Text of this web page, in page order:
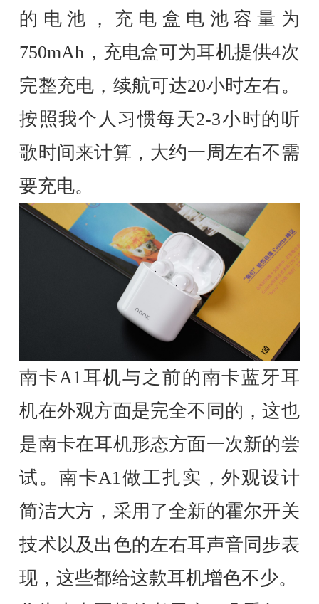
的电池，充电盒电池容量为
750mAh，充电盒可为耳机提供4次
完整充电，续航可达20小时左右。
按照我个人习惯每天2-3小时的听
歌时间来计算，大约一周左右不需
要充电。
南卡A1耳机与之前的南卡蓝牙耳
机在外观方面是完全不同的，这也
是南卡在耳机形态方面一次新的尝
试。南卡A1做工扎实，外观设计
简洁大方，采用了全新的霍尔开关
技术以及出色的左右耳声音同步表
现，这些都给这款耳机增色不少。